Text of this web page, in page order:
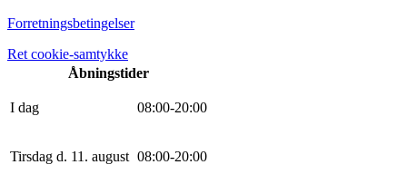
Forretningsbetingelser
Ret cookie-samtykke
Åbningstider
I dag 08:00-20:00
Tirsdag d. 11. august 08:00-20:00